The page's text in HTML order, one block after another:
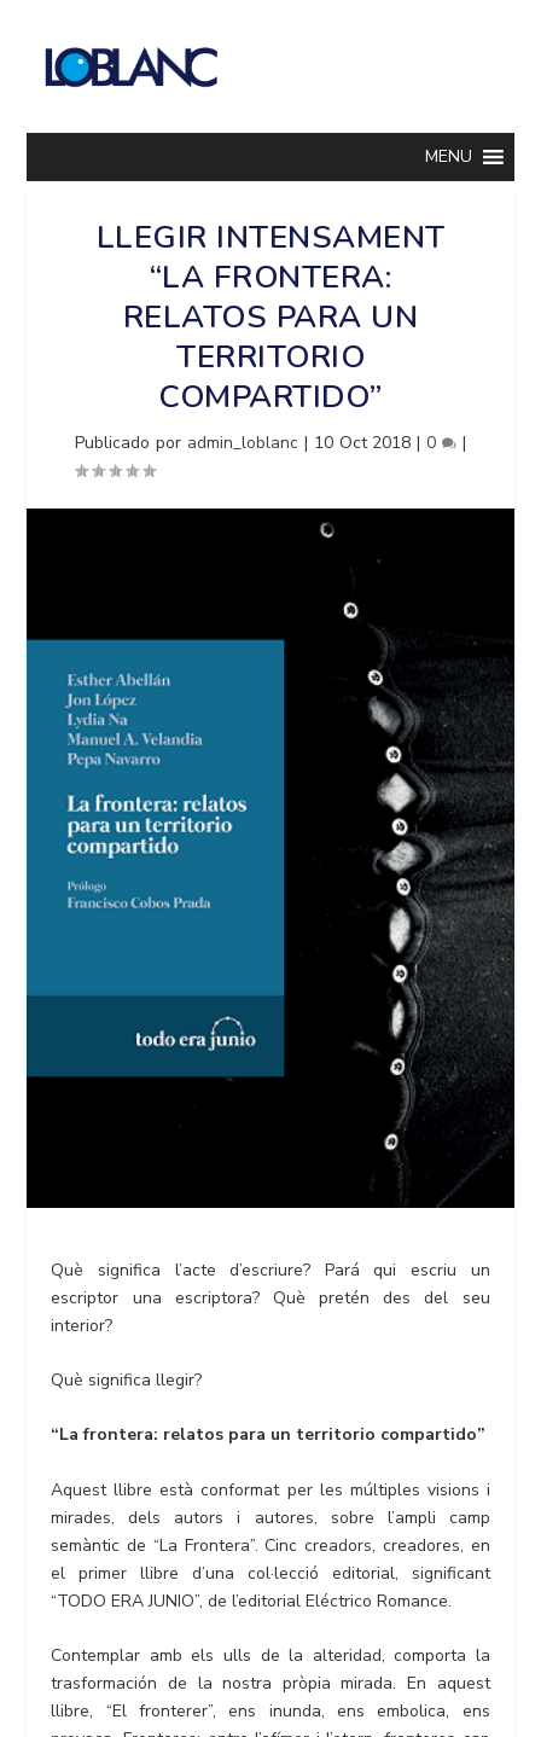
MENU
LLEGIR INTENSAMENT
“LA FRONTERA:
RELATOS PARA UN
TERRITORIO
COMPARTIDO”
Publicado por admin_loblanc | 10 Oct 2018 | 0 |
Què significa l’acte d’escriure? Pará qui escriu un
escriptor una escriptora? Què pretén des del seu
interior?
Què significa llegir?
“La frontera: relatos para un territorio compartido”
Aquest llibre està conformat per les múltiples visions i
mirades, dels autors i autores, sobre l’ampli camp
semàntic de “La Frontera”. Cinc creadors, creadores, en
el primer llibre d’una col·lecció editorial, significant
“TODO ERA JUNIO”, de l’editorial Eléctrico Romance.
Contemplar amb els ulls de la alteridad, comporta la
trasformación de la nostra pròpia mirada. En aquest
llibre, “El fronterer”, ens inunda, ens embolica, ens